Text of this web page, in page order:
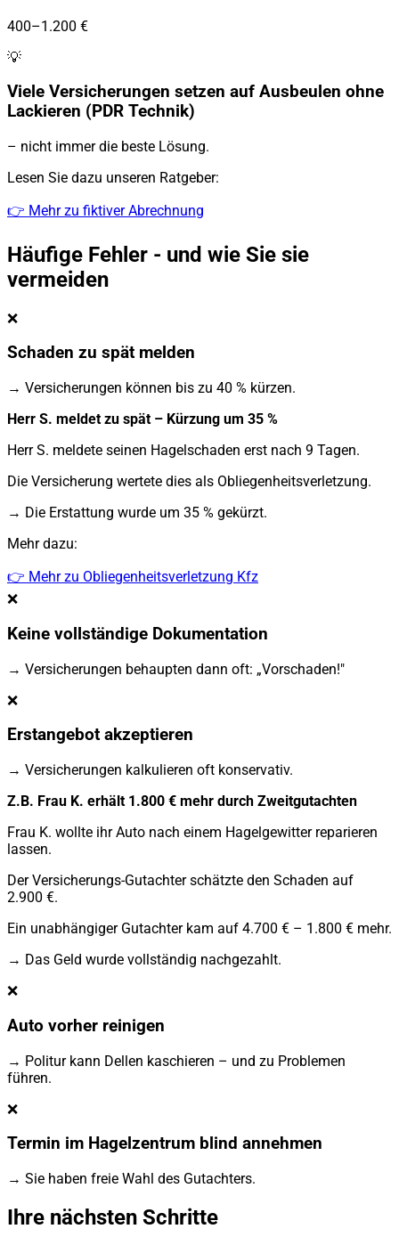
400–1.200 €
💡
Viele Versicherungen setzen auf Ausbeulen ohne
Lackieren (PDR Technik)
– nicht immer die beste Lösung.
Lesen Sie dazu unseren Ratgeber:
👉 Mehr zu fiktiver Abrechnung
Häufige Fehler - und wie Sie sie
vermeiden
❌
Schaden zu spät melden
→ Versicherungen können bis zu 40 % kürzen.
Herr S. meldet zu spät – Kürzung um 35 %
Herr S. meldete seinen Hagelschaden erst nach 9 Tagen.
Die Versicherung wertete dies als Obliegenheitsverletzung.
→ Die Erstattung wurde um 35 % gekürzt.
Mehr dazu:
👉 Mehr zu Obliegenheitsverletzung Kfz
❌
Keine vollständige Dokumentation
→ Versicherungen behaupten dann oft: „Vorschaden!"
❌
Erstangebot akzeptieren
→ Versicherungen kalkulieren oft konservativ.
Z.B. Frau K. erhält 1.800 € mehr durch Zweitgutachten
Frau K. wollte ihr Auto nach einem Hagelgewitter reparieren
lassen.
Der Versicherungs-Gutachter schätzte den Schaden auf
2.900 €.
Ein unabhängiger Gutachter kam auf 4.700 € – 1.800 € mehr.
→ Das Geld wurde vollständig nachgezahlt.
❌
Auto vorher reinigen
→ Politur kann Dellen kaschieren – und zu Problemen
führen.
❌
Termin im Hagelzentrum blind annehmen
→ Sie haben freie Wahl des Gutachters.
Ihre nächsten Schritte